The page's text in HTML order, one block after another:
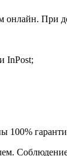
При
InPost;
100%
Соблюдение